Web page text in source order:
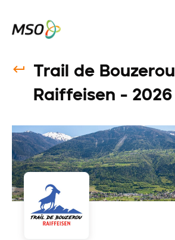
Trail de Bouzerou
Raiffeisen - 2026